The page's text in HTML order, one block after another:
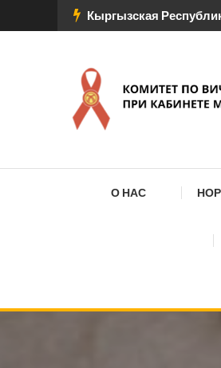
к
Кыргызская
О НАС